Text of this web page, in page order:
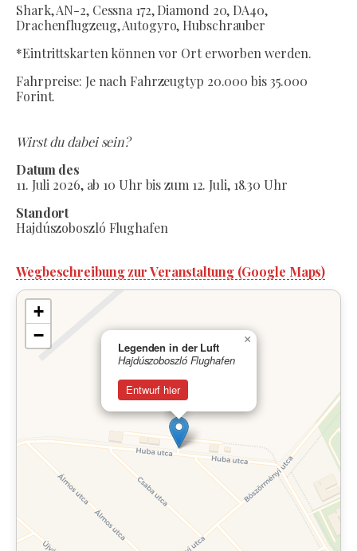
Shark, AN-2, Cessna 172, Diamond 20, DA40,
Drachenflugzeug, Autogyro, Hubschrauber
*Eintrittskarten können vor Ort erworben werden.
Fahrpreise: Je nach Fahrzeugtyp 20.000 bis 35.000
Forint.
Wirst du dabei sein?
Datum des
11. Juli 2026, ab 10 Uhr bis zum 12. Juli, 18.30 Uhr
Standort
Hajdúszoboszló Flughafen
Wegbeschreibung zur Veranstaltung (Google Maps)
Legenden in der Luft
Hajdúszoboszló Flughafen
Entwurf hier
×
+
−